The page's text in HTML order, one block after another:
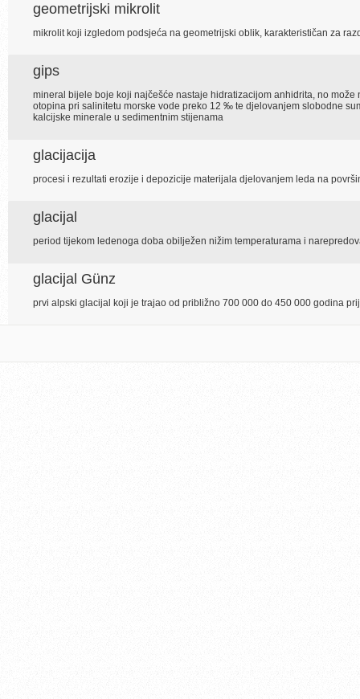
geometrijski mikrolit
mikrolit koji izgledom podsjeća na geometrijski oblik, karakterističan za
gips
mineral bijele boje koji najčešće nastaje hidratizacijom anhidrita, no
otopina pri salinitetu morske vode preko 12 ‰ te djelovanjem slobodne
kalcijske minerale u sedimentnim stijenama
glacijacija
procesi i rezultati erozije i depozicije materijala djelovanjem leda na
glacijal
period tijekom ledenoga doba obilježen nižim temperaturama i
glacijal Günz
prvi alpski glacijal koji je trajao od približno 700 000 do 450 000 godina